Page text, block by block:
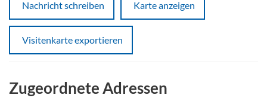
Nachricht schreiben Karte anzeigen
Visitenkarte exportieren
Zugeordnete Adressen